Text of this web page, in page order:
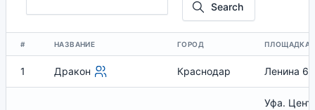
Search
# НАЗВАНИЕ ГОРОД ПЛОЩАДКА
1 Дракон Краснодар Ленина 65
Уфа.